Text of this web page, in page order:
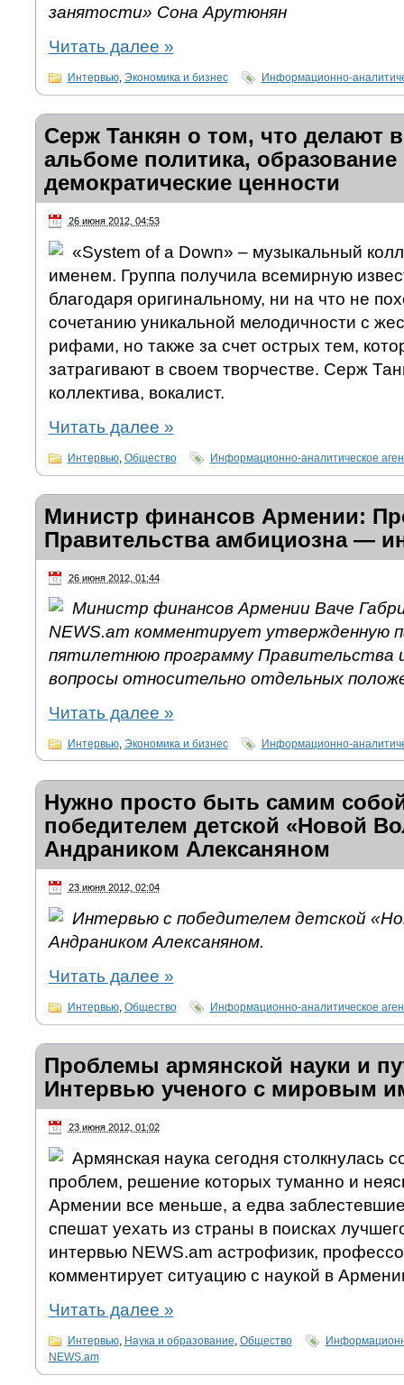
занятости» Сона Арутюнян
Читать далее »
Интервью, Экономика и бизнес Информационно-
Серж Танкян о том, что делают
альбоме политика, образование
демократические ценности
26 июня 2012, 04:53
«System of a Down» – музыкальный
именем. Группа получила всемирную
благодаря оригинальному, ни на что не
сочетанию уникальной мелодичности с
рифами, но также за счет острых тем,
затрагивают в своем творчестве. Серж
коллектива, вокалист.
Читать далее »
Интервью, Общество Информационно-аналитическое
Министр финансов Армении:
Правительства амбициозна —
26 июня 2012, 01:44
Министр финансов Армении Ваче
NEWS.am комментирует утвержденную
пятилетнюю программу Правительства
вопросы относительно отдельных
Читать далее »
Интервью, Экономика и бизнес Информационно-
Нужно просто быть самим
победителем детской «Новой
Андраником Алексаняном
23 июня 2012, 02:04
Интервью с победителем детской
Андраником Алексаняном.
Читать далее »
Интервью, Общество Информационно-аналитическое
Проблемы армянской науки и
Интервью ученого с мировым
23 июня 2012, 01:02
Армянская наука сегодня столкнулась
проблем, решение которых туманно и
Армении все меньше, а едва
спешат уехать из страны в поисках
интервью NEWS.am астрофизик,
комментирует ситуацию с наукой в
Читать далее »
Интервью, Наука и образование, Общество
NEWS.am